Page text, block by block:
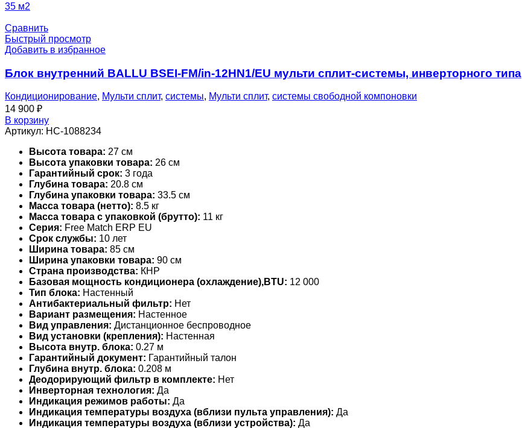
35 м2
Сравнить
Быстрый просмотр
Добавить в избранное
Блок внутренний BALLU BSEI-FM/in-12HN1/EU мульти сплит-системы, инверторного типа
Кондиционирование, Мульти сплит, системы, Мульти сплит, системы свободной компоновки
14 900 ₽
В корзину
Артикул: НС-1088234
Высота товара: 27 см
Высота упаковки товара: 26 см
Гарантийный срок: 3 года
Глубина товара: 20.8 см
Глубина упаковки товара: 33.5 см
Масса товара (нетто): 8.5 кг
Масса товара с упаковкой (брутто): 11 кг
Серия: Free Match ERP EU
Срок службы: 10 лет
Ширина товара: 85 см
Ширина упаковки товара: 90 см
Страна производства: КНР
Базовая мощность кондиционера (охлаждение),BTU: 12 000
Тип блока: Настенный
Антибактериальный фильтр: Нет
Вариант размещения: Настенное
Вид управления: Дистанционное беспроводное
Вид установки (крепления): Настенная
Высота внутр. блока: 0.27 м
Гарантийный документ: Гарантийный талон
Глубина внутр. блока: 0.208 м
Деодорирующий фильтр в комплекте: Нет
Инверторная технология: Да
Индикация режимов работы: Да
Индикация температуры воздуха (вблизи пульта управления): Да
Индикация температуры воздуха (вблизи устройства): Да